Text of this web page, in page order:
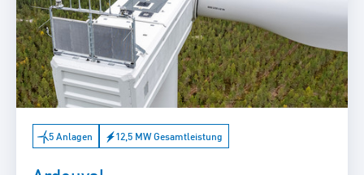
5 Anlagen 12,5 MW Gesamtleistung